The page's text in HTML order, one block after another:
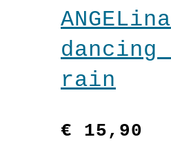
ANGELina
rain
€ 15,90